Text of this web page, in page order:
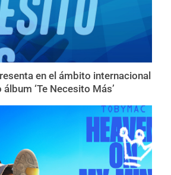
en el ámbito internacional
álbum ‘Te Necesito Más’